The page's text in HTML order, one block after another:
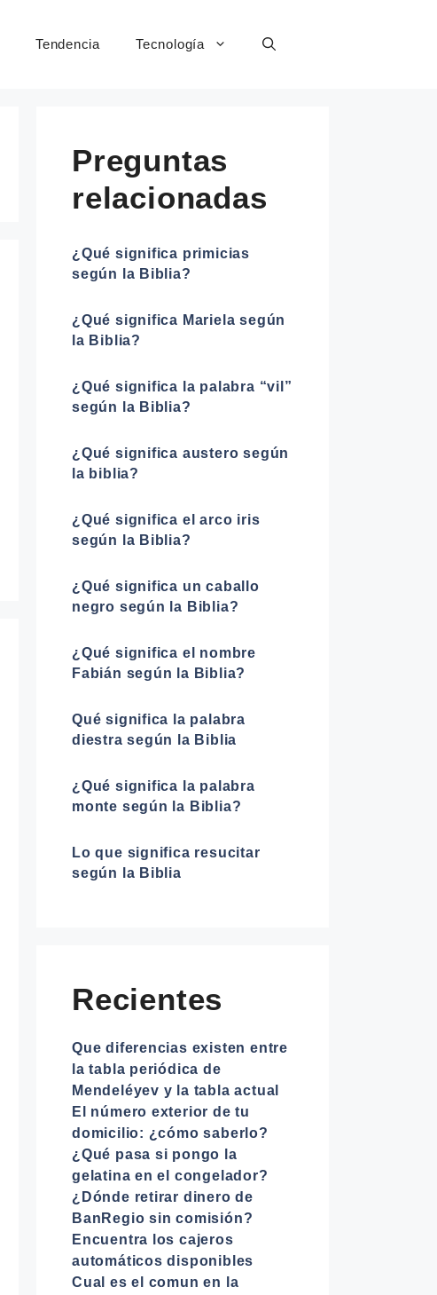
Tendencia Tecnología
Preguntas
relacionadas
¿Qué significa primicias
según la Biblia?
¿Qué significa Mariela según
la Biblia?
¿Qué significa la palabra “vil”
según la Biblia?
¿Qué significa austero según
la biblia?
¿Qué significa el arco iris
según la Biblia?
¿Qué significa un caballo
negro según la Biblia?
¿Qué significa el nombre
Fabián según la Biblia?
Qué significa la palabra
diestra según la Biblia
¿Qué significa la palabra
monte según la Biblia?
Lo que significa resucitar
según la Biblia
Recientes
Que diferencias existen entre
la tabla periódica de
Mendeléyev y la tabla actual
El número exterior de tu
domicilio: ¿cómo saberlo?
¿Qué pasa si pongo la
gelatina en el congelador?
¿Dónde retirar dinero de
BanRegio sin comisión?
Encuentra los cajeros
automáticos disponibles
Cual es el comun en la